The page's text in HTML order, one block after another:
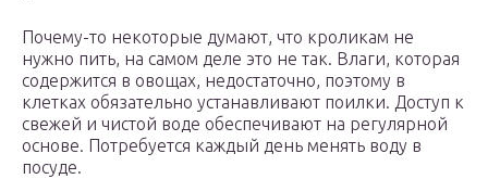
Почему-то некоторые думают, что кроликам не
нужно пить, на самом деле это не так. Влаги, которая
содержится в овощах, недостаточно, поэтому в
клетках обязательно устанавливают поилки. Доступ к
свежей и чистой воде обеспечивают на регулярной
основе. Потребуется каждый день менять воду в
посуде.